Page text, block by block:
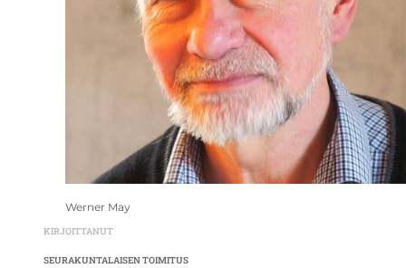
Werner May
KIRJOITTANUT
SEURAKUNTALAISEN TOIMITUS